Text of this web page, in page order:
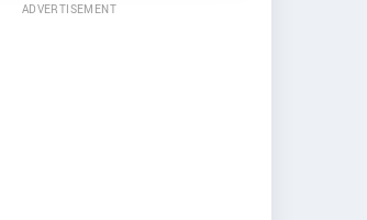
ADVERTISEMENT